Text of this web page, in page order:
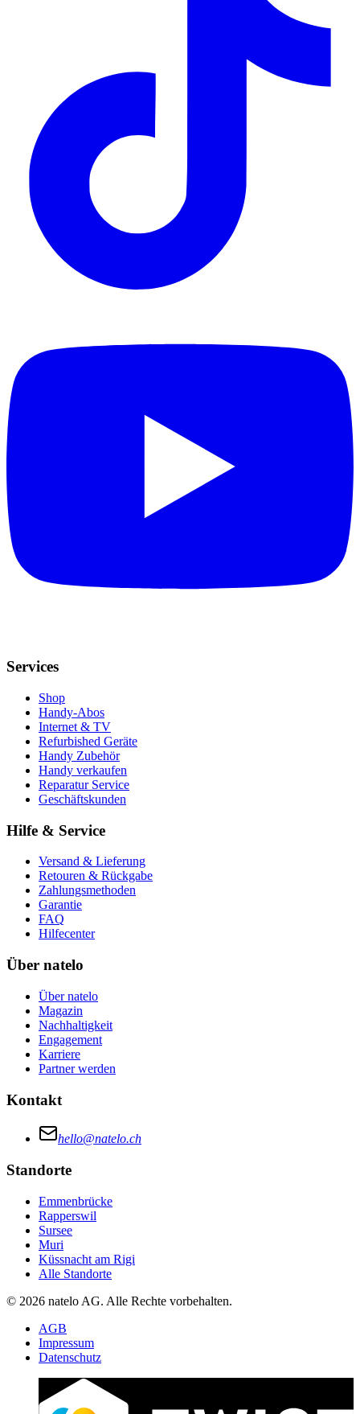
Services
Shop
Handy-Abos
Internet & TV
Refurbished Geräte
Handy Zubehör
Handy verkaufen
Reparatur Service
Geschäftskunden
Hilfe & Service
Versand & Lieferung
Retouren & Rückgabe
Zahlungsmethoden
Garantie
FAQ
Hilfecenter
Über natelo
Über natelo
Magazin
Nachhaltigkeit
Engagement
Karriere
Partner werden
Kontakt
hello@natelo.ch
Standorte
Emmenbrücke
Rapperswil
Sursee
Muri
Küssnacht am Rigi
Alle Standorte
© 2026 natelo AG. Alle Rechte vorbehalten.
AGB
Impressum
Datenschutz